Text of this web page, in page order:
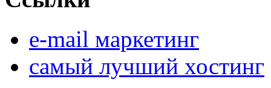
e-mail маркетинг
самый лучший хостинг